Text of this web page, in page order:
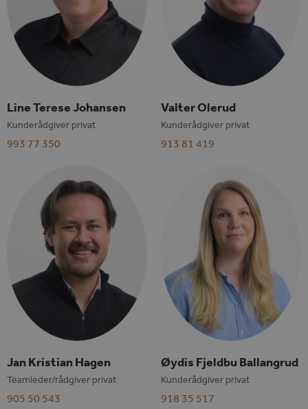
Line Terese Johansen
Kunderådgiver privat
993 77 350
Valter Olerud
Kunderådgiver privat
913 81 419
Jan Kristian Hagen
Teamleder/rådgiver privat
905 50 543
Øydis Fjeldbu Ballangrud
Kunderådgiver privat
918 35 517